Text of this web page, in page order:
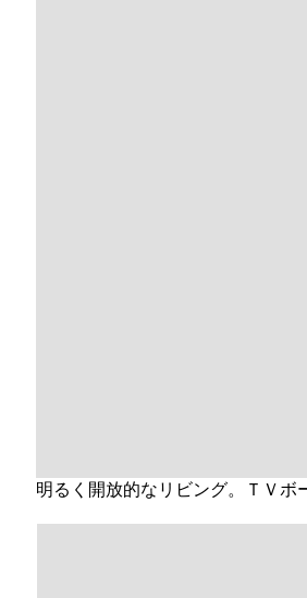
明るく開放的なリビング。ＴＶボ